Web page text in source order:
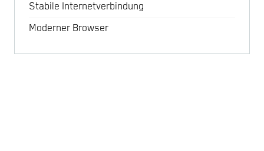
Stabile Internetverbindung
Moderner Browser